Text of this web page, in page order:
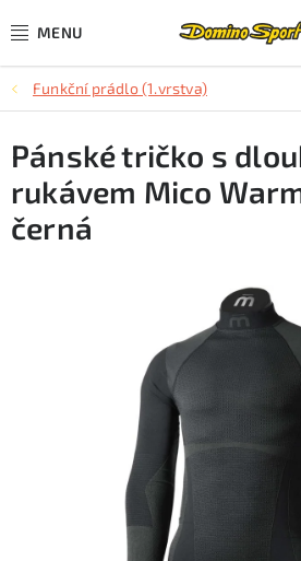
na
CYKLISTIKA
SJEZDOVÉ LYŽOVÁNÍ
SKIALPOVÉ LYŽOVÁNÍ
Funkční prádlo (1.vrstva)
Pánské tričko s
rukávem Mico
černá